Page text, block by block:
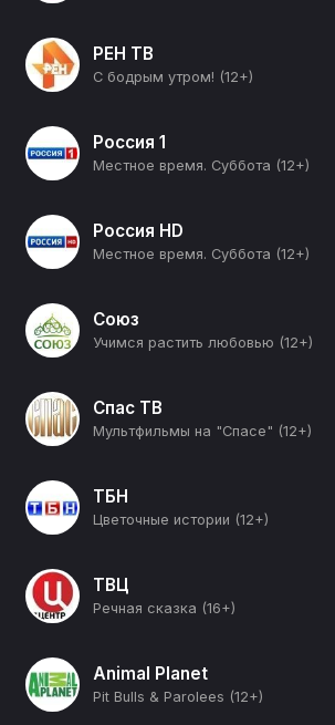
РЕН ТВ
С бодрым утром! (12+)
Россия 1
Местное время. Суббота (12+)
Россия HD
Местное время. Суббота (12+)
Союз
Учимся растить любовью (12+)
Спас ТВ
Мультфильмы на "Спасе" (12+)
ТБН
Цветочные истории (12+)
ТВЦ
Речная сказка (16+)
Animal Planet
Pit Bulls & Parolees (12+)